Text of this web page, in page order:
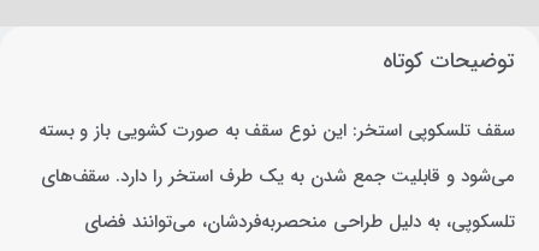
توضیحات کوتاه
سقف تلسکوپی استخر: این نوع سقف به صورت کشویی باز و بسته
می‌شود و قابلیت جمع شدن به یک طرف استخر را دارد. سقف‌های
تلسکوپی، به دلیل طراحی منحصربه‌فردشان، می‌توانند فضای